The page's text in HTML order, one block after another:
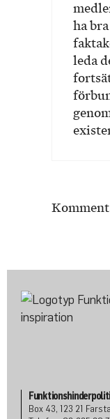
ha
leda
Box 43, 123 21 Farsta